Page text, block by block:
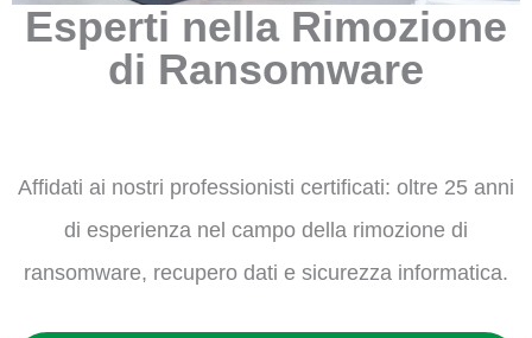
Esperti nella Rimozione
di Ransomware
Affidati ai nostri professionisti certificati: oltre 25 anni
di esperienza nel campo della rimozione di
ransomware, recupero dati e sicurezza informatica.